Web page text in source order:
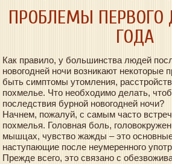
ПРОБЛЕМЫ ПЕРВОГО
ГОДА
Как правило, у большинства людей
новогодней ночи возникают некоторые
быть симптомы утомления,
похмелье. Что необходимо делать,
последствия бурной новогодней ночи?
Начнем, пожалуй, с самым часто
похмелья. Головная боль,
мышцах, чувство жажды – это
наступающие после неумеренного
Прежде всего, это связано с